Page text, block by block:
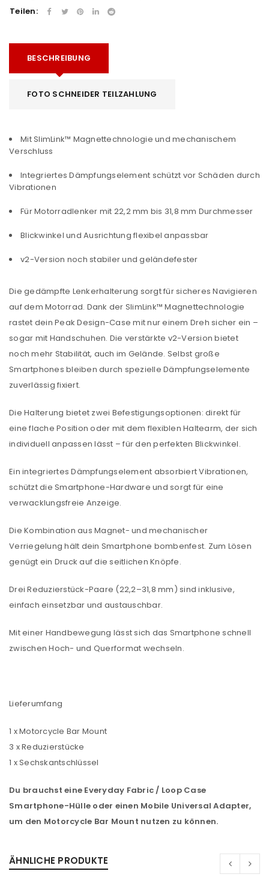
ANMELDEN
Teilen:
BESCHREIBUNG
FOTO SCHNEIDER TEILZAHLUNG
Mit SlimLink™ Magnettechnologie und mechanischem
Verschluss
Integriertes Dämpfungselement schützt vor Schäden durch
Vibrationen
Für Motorradlenker mit 22,2 mm bis 31,8 mm Durchmesser
Blickwinkel und Ausrichtung flexibel anpassbar
v2-Version noch stabiler und geländefester
Die gedämpfte Lenkerhalterung sorgt für sicheres Navigieren
auf dem Motorrad. Dank der SlimLink™ Magnettechnologie
rastet dein Peak Design-Case mit nur einem Dreh sicher ein –
sogar mit Handschuhen. Die verstärkte v2-Version bietet
noch mehr Stabilität, auch im Gelände. Selbst große
Smartphones bleiben durch spezielle Dämpfungselemente
zuverlässig fixiert.
Die Halterung bietet zwei Befestigungsoptionen: direkt für
eine flache Position oder mit dem flexiblen Haltearm, der sich
individuell anpassen lässt – für den perfekten Blickwinkel.
Ein integriertes Dämpfungselement absorbiert Vibrationen,
schützt die Smartphone-Hardware und sorgt für eine
verwacklungsfreie Anzeige.
Die Kombination aus Magnet- und mechanischer
Verriegelung hält dein Smartphone bombenfest. Zum Lösen
genügt ein Druck auf die seitlichen Knöpfe.
Drei Reduzierstück-Paare (22,2–31,8 mm) sind inklusive,
einfach einsetzbar und austauschbar.
Mit einer Handbewegung lässt sich das Smartphone schnell
zwischen Hoch- und Querformat wechseln.
Lieferumfang
1 x Motorcycle Bar Mount
3 x Reduzierstücke
1 x Sechskantschlüssel
Du brauchst eine Everyday Fabric / Loop Case
Smartphone-Hülle oder einen Mobile Universal Adapter,
um den Motorcycle Bar Mount nutzen zu können.
ÄHNLICHE PRODUKTE